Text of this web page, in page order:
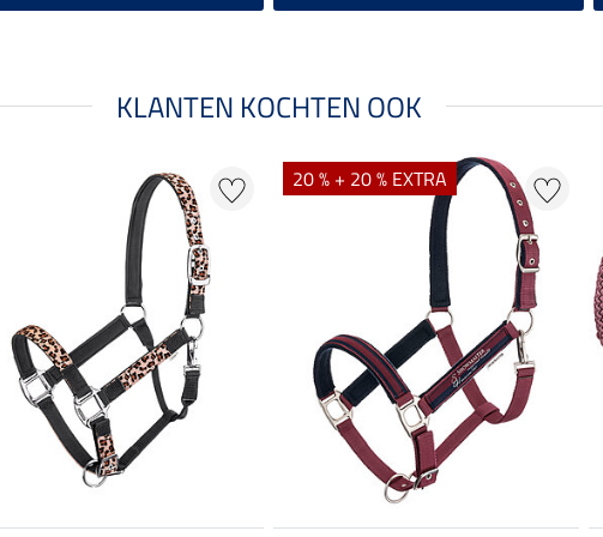
KLANTEN KOCHTEN OOK
20 % + 20 % EXTRA